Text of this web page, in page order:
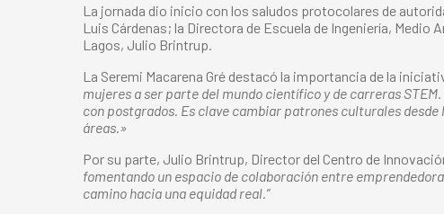
La jornada dio inicio con los saludos protocolares de
Luis Cárdenas; la Directora de Escuela de Ingeniería, Medio
Lagos, Julio Brintrup.
La Seremi Macarena Gré destacó la importancia de la
mujeres a ser parte del mundo científico y de carreras
con postgrados. Es clave cambiar patrones culturales
áreas.»
Por su parte, Julio Brintrup, Director del Centro de
fomentando un espacio de colaboración entre
camino hacia una equidad real.”